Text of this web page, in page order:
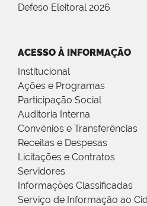
Defeso Eleitoral 2026
ACESSO À INFORMAÇÃO
Institucional
Ações e Programas
Participação Social
Auditoria Interna
Convênios e Transferências
Receitas e Despesas
Licitações e Contratos
Servidores
Informações Classificadas
Serviço de Informação ao